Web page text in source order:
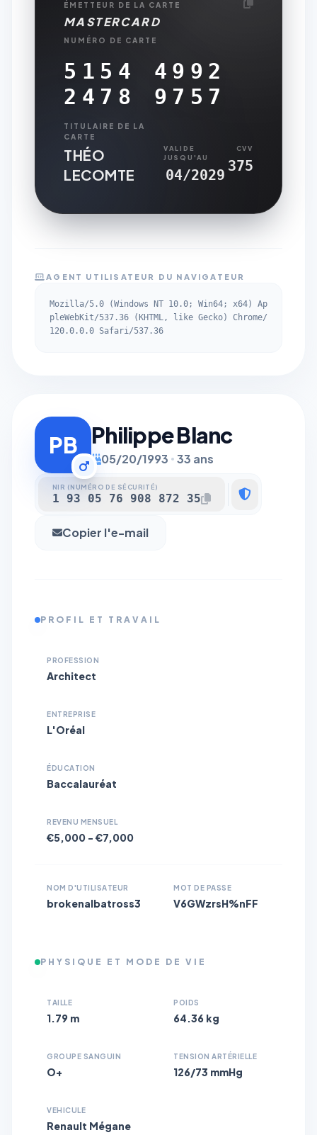
ÉMETTEUR DE LA CARTE
MASTERCARD
NUMÉRO DE CARTE
5154 4992
2478 9757
TITULAIRE DE LA
CARTE
THÉO
LECOMTE
VALIDE
JUSQU'AU
04/2029
CVV
375
AGENT UTILISATEUR DU NAVIGATEUR
Mozilla/5.0 (Windows NT 10.0; Win64; x64) Ap
pleWebKit/537.36 (KHTML, like Gecko) Chrome/
120.0.0.0 Safari/537.36
PB Philippe Blanc
05/20/1993 33 ans
NIR (NUMÉRO DE SÉCURITÉ)
1 93 05 76 908 872 35
Copier l'e-mail
PROFIL ET TRAVAIL
PROFESSION
Architect
ENTREPRISE
L'Oréal
ÉDUCATION
Baccalauréat
REVENU MENSUEL
€5,000 - €7,000
NOM D'UTILISATEUR
brokenalbatross3
MOT DE PASSE
V6GWzrsH%nFF
PHYSIQUE ET MODE DE VIE
TAILLE
1.79 m
POIDS
64.36 kg
GROUPE SANGUIN
O+
TENSION ARTÉRIELLE
126/73 mmHg
VEHICULE
Renault Mégane